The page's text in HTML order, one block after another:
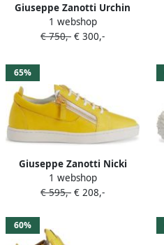
Giuseppe Zanotti Urchin
sneakers Geel
1 webshop
€ 750,- € 300,-
65%
Giuseppe Zanotti Nicki
sneakers Geel
1 webshop
€ 595,- € 208,-
60%